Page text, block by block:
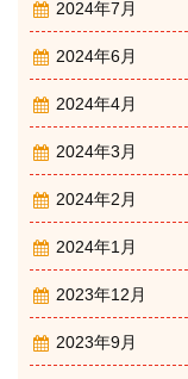
2024年7月
2024年6月
2024年4月
2024年3月
2024年2月
2024年1月
2023年12月
2023年9月